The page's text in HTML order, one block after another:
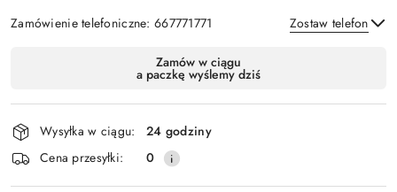
Zamówienie telefoniczne: 667771771 Zostaw telefon
Wyślij
dostawa
Zamów w ciągu
a paczkę wyślemy dziś
Wysyłka w ciągu:
24 godziny
Cena przesyłki:
0